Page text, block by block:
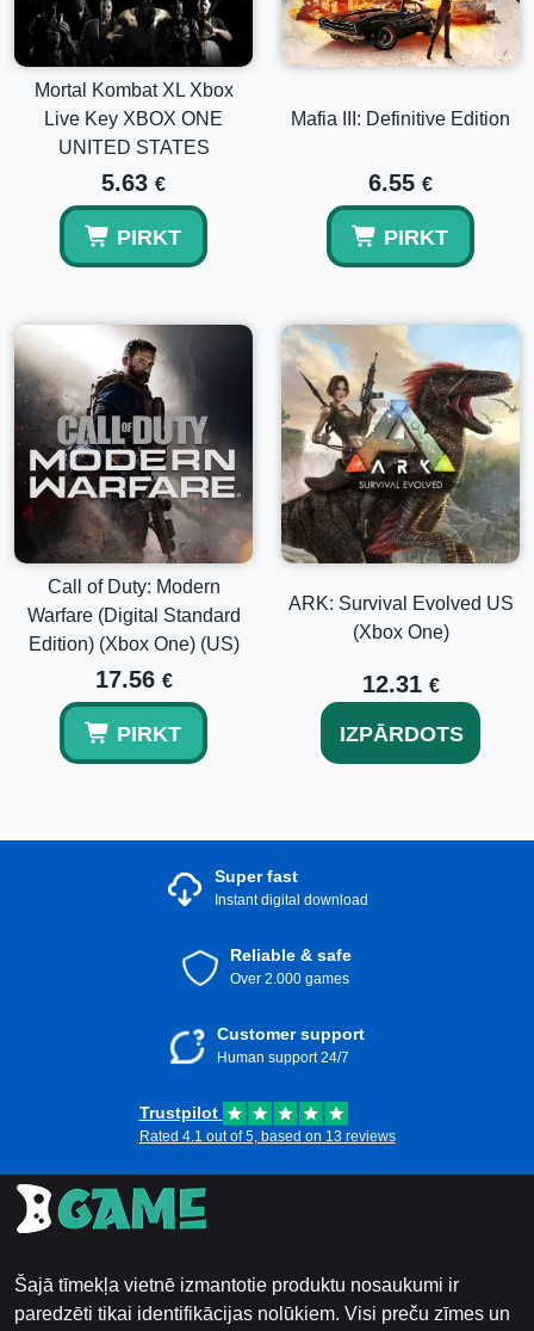
Mortal Kombat XL Xbox
Live Key XBOX ONE
UNITED STATES
5.63 €
PIRKT
Mafia III: Definitive Edition
6.55 €
PIRKT
Call of Duty: Modern
Warfare (Digital Standard
Edition) (Xbox One) (US)
17.56 €
PIRKT
ARK: Survival Evolved US
(Xbox One)
12.31 €
IZPĀRDOTS
Super fast
Instant digital download
Reliable & safe
Over 2.000 games
Customer support
Human support 24/7
Trustpilot
Rated 4.1 out of 5, based on 13 reviews
Šajā tīmekļa vietnē izmantotie produktu nosaukumi ir
paredzēti tikai identifikācijas nolūkiem. Visi preču zīmes un